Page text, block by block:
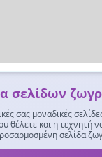
σελίδων
σας μοναδικές
θέλετε και η τεχνητή
σελίδα